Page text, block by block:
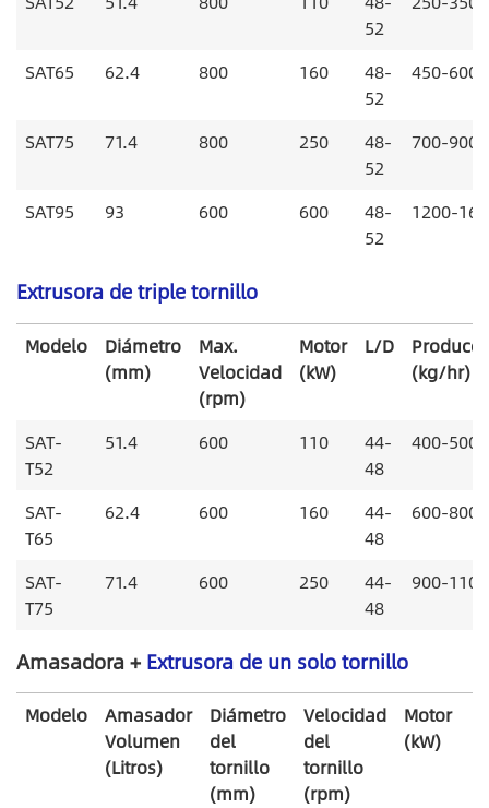
52
SAT65 62.4 800 160
48-
52
450-600
SAT75 71.4 800 250
48-
52
700-900
SAT95 93 600 600
48-
52
1200-
Extrusora de triple tornillo
Modelo
Diámetro
(mm)
Max.
Velocidad
(rpm)
Motor
(kW)
L/D
(kg/hr)
SAT-
T52
51.4 600 110
44-
48
400-500
SAT-
T65
62.4 600 160
44-
48
600-800
SAT-
T75
71.4 600 250
44-
48
900-1100
Amasadora + Extrusora de un solo tornillo
Modelo
Amasador
Volumen
(Litros)
Diámetro
del
tornillo
(mm)
Velocidad
del
tornillo
(rpm)
Motor
(kW)